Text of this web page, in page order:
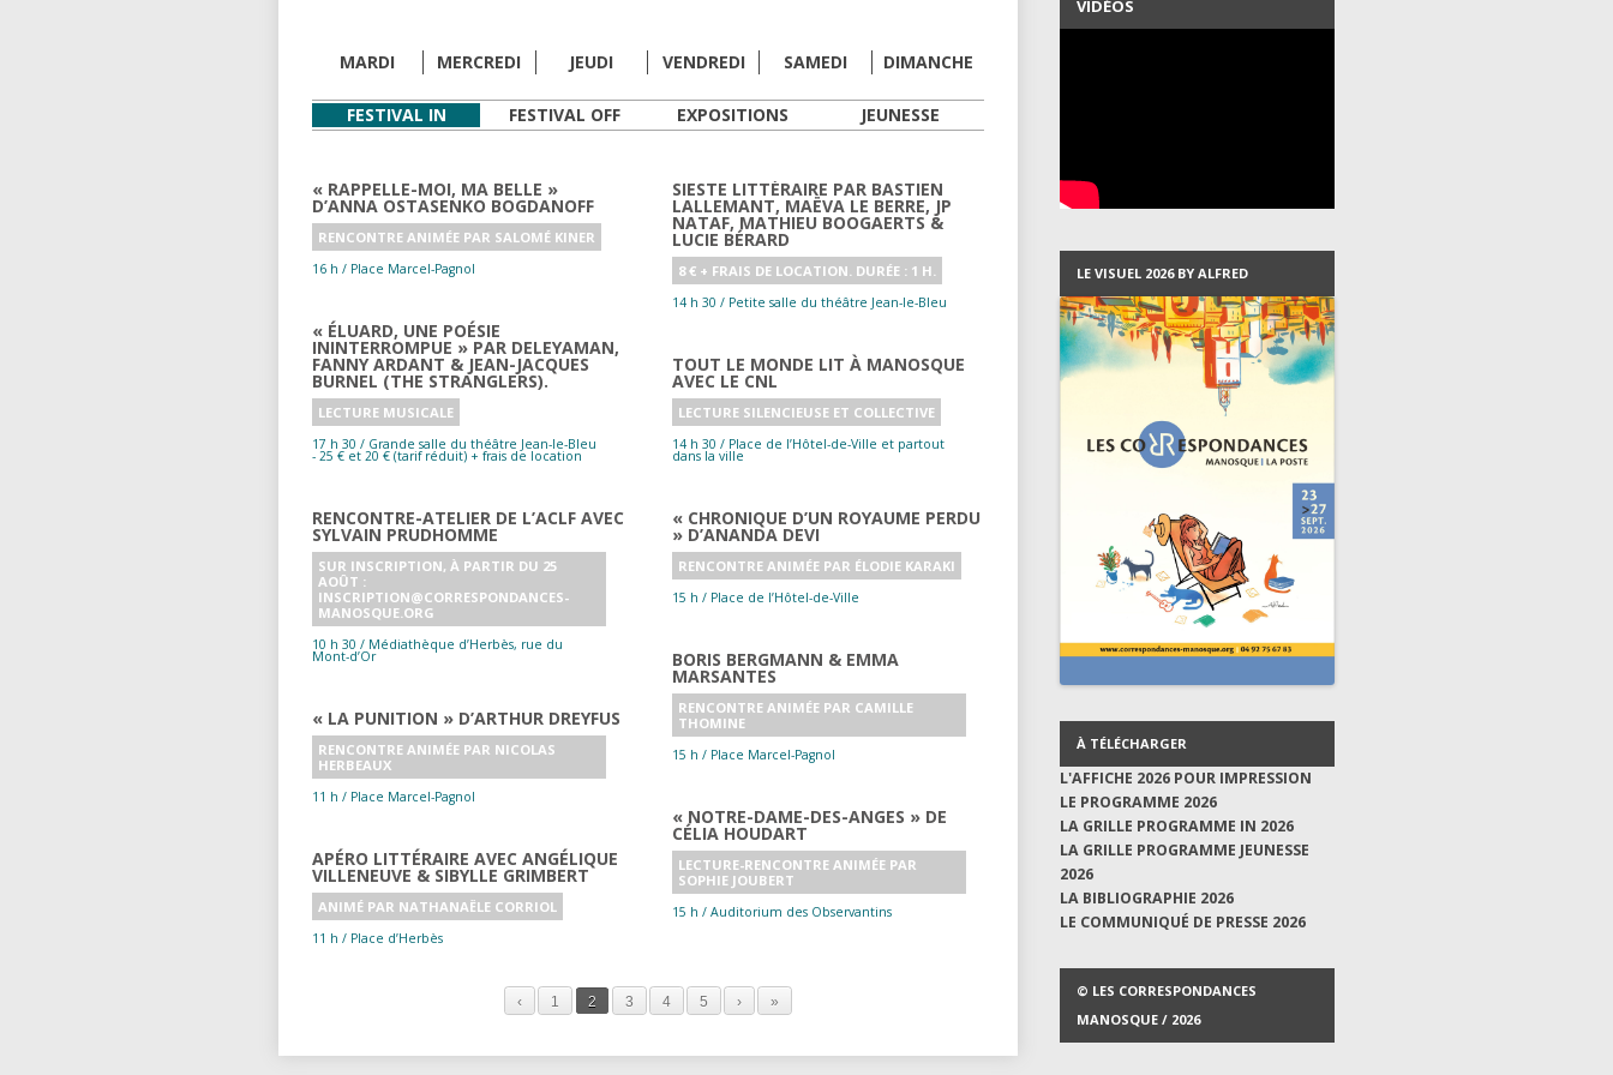
RÉALISTATRICES
ILLUSTRATEUR,
ILLUSTRATRICE
MODÉRATION
MARDI MERCREDI JEUDI VENDREDI SAMEDI DIMANCHE
FESTIVAL IN FESTIVAL OFF EXPOSITIONS JEUNESSE
« RAPPELLE-MOI, MA BELLE »
D’ANNA OSTASENKO BOGDANOFF
RENCONTRE ANIMÉE PAR SALOMÉ KINER
16 h / Place Marcel-Pagnol
« ÉLUARD, UNE POÉSIE
ININTERROMPUE » PAR DELEYAMAN,
FANNY ARDANT & JEAN-JACQUES
BURNEL (THE STRANGLERS).
LECTURE MUSICALE
17 h 30 / Grande salle du théâtre Jean-le-Bleu
- 25 € et 20 € (tarif réduit) + frais de location
RENCONTRE-ATELIER DE L’ACLF AVEC
SYLVAIN PRUDHOMME
SUR INSCRIPTION, À PARTIR DU 25
AOÛT :
INSCRIPTION@CORRESPONDANCES-
MANOSQUE.ORG
10 h 30 / Médiathèque d’Herbès, rue du
Mont-d’Or
« LA PUNITION » D’ARTHUR DREYFUS
RENCONTRE ANIMÉE PAR NICOLAS
HERBEAUX
11 h / Place Marcel-Pagnol
APÉRO LITTÉRAIRE AVEC ANGÉLIQUE
VILLENEUVE & SIBYLLE GRIMBERT
ANIMÉ PAR NATHANAËLE CORRIOL
11 h / Place d’Herbès
SIESTE LITTÉRAIRE PAR BASTIEN
LALLEMANT, MAËVA LE BERRE, JP
NATAF, MATHIEU BOOGAERTS &
LUCIE BÉRARD
8 € + FRAIS DE LOCATION. DURÉE : 1 H.
14 h 30 / Petite salle du théâtre Jean-le-Bleu
TOUT LE MONDE LIT À MANOSQUE
AVEC LE CNL
LECTURE SILENCIEUSE ET COLLECTIVE
14 h 30 / Place de l’Hôtel-de-Ville et partout
dans la ville
« CHRONIQUE D’UN ROYAUME PERDU
» D’ANANDA DEVI
RENCONTRE ANIMÉE PAR ÉLODIE KARAKI
15 h / Place de l’Hôtel-de-Ville
BORIS BERGMANN & EMMA
MARSANTES
RENCONTRE ANIMÉE PAR CAMILLE
THOMINE
15 h / Place Marcel-Pagnol
« NOTRE-DAME-DES-ANGES » DE
CÉLIA HOUDART
LECTURE-RENCONTRE ANIMÉE PAR
SOPHIE JOUBERT
15 h / Auditorium des Observantins
‹ 1 2 3 4 5 › »
LES PROGRAMMES DEPUIS
2007
VIDÉOS
LE VISUEL 2026 BY ALFRED
À TÉLÉCHARGER
L'AFFICHE 2026 POUR IMPRESSION
LE PROGRAMME 2026
LA GRILLE PROGRAMME IN 2026
LA GRILLE PROGRAMME JEUNESSE
2026
LA BIBLIOGRAPHIE 2026
LE COMMUNIQUÉ DE PRESSE 2026
© LES CORRESPONDANCES
MANOSQUE / 2026